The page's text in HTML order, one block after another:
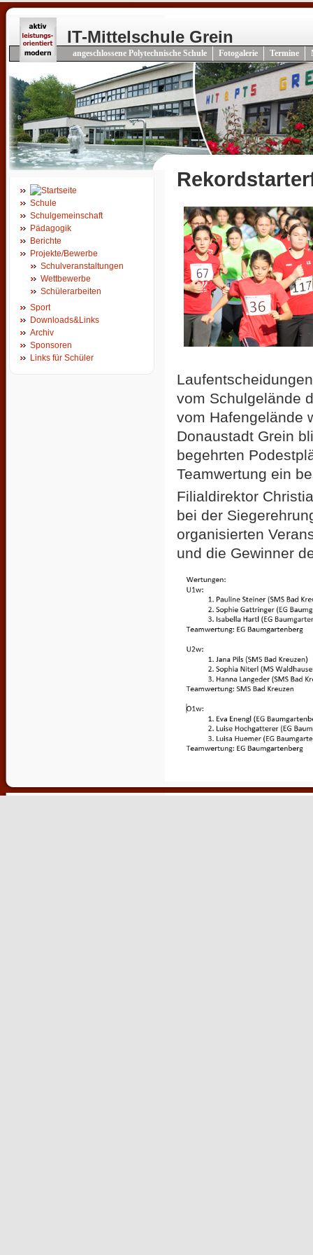
IT-Mittelschule Grein
angeschlossene Polytechnische Schule Fotogalerie Termine
Schule
Schulgemeinschaft
Pädagogik
Berichte
Projekte/Bewerbe
Schulveranstaltungen
Wettbewerbe
Schülerarbeiten
Sport
Downloads&Links
Archiv
Sponsoren
Links für Schüler
vom Schulgelände
vom Hafengelände
Donaustadt Grein
begehrten
Teamwertung ein
Filialdirektor
bei der
organisierten
und die Gewinner